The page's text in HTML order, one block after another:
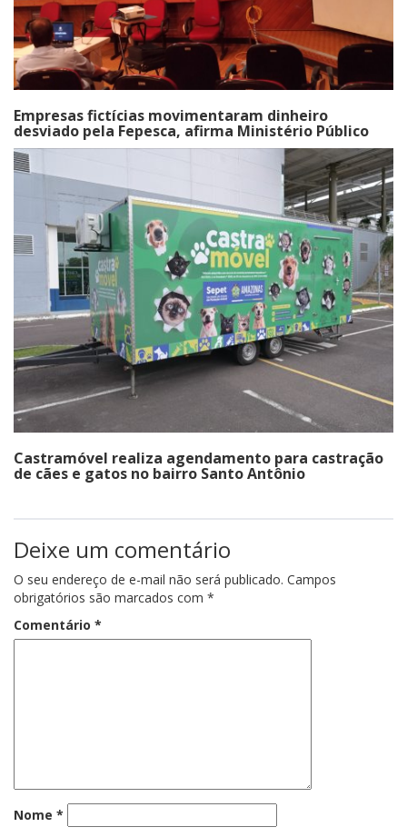
Empresas fictícias movimentaram dinheiro
desviado pela Fepesca, afirma Ministério Público
Castramóvel realiza agendamento para castração
de cães e gatos no bairro Santo Antônio
Deixe um comentário
O seu endereço de e-mail não será publicado. Campos
obrigatórios são marcados com *
Comentário *
Nome *